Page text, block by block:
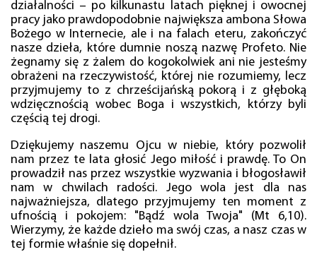
działalności – po kilkunastu latach pięknej i owocnej
pracy jako prawdopodobnie największa ambona Słowa
Bożego w Internecie, ale i na falach eteru, zakończyć
nasze dzieła, które dumnie noszą nazwę Profeto. Nie
żegnamy się z żalem do kogokolwiek ani nie jesteśmy
obrażeni na rzeczywistość, której nie rozumiemy, lecz
przyjmujemy to z chrześcijańską pokorą i z głęboką
wdzięcznością wobec Boga i wszystkich, którzy byli
częścią tej drogi.
Dziękujemy naszemu Ojcu w niebie, który pozwolił
nam przez te lata głosić Jego miłość i prawdę. To On
prowadził nas przez wszystkie wyzwania i błogosławił
nam w chwilach radości. Jego wola jest dla nas
najważniejsza, dlatego przyjmujemy ten moment z
ufnością i pokojem: "Bądź wola Twoja" (Mt 6,10).
Wierzymy, że każde dzieło ma swój czas, a nasz czas w
tej formie właśnie się dopełnił.